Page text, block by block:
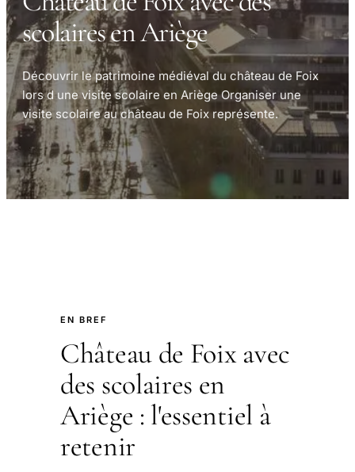
scolaires en Ariège
Découvrir le patrimoine médiéval du château de Foix
lors d une visite scolaire en Ariège Organiser une
visite scolaire au château de Foix représente.
EN BREF
Château de Foix avec
des scolaires en
Ariège : l'essentiel à
retenir